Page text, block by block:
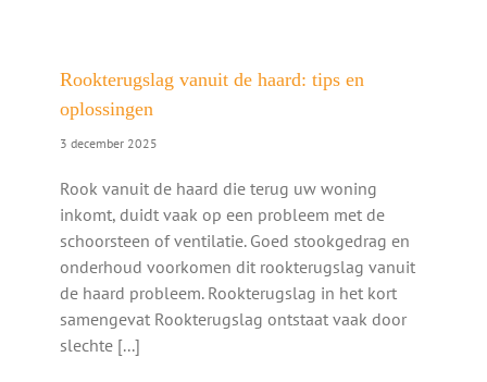
Rookterugslag vanuit de haard: tips en
oplossingen
3 december 2025
Rook vanuit de haard die terug uw woning
inkomt, duidt vaak op een probleem met de
schoorsteen of ventilatie. Goed stookgedrag en
onderhoud voorkomen dit rookterugslag vanuit
de haard probleem. Rookterugslag in het kort
samengevat Rookterugslag ontstaat vaak door
slechte [...]